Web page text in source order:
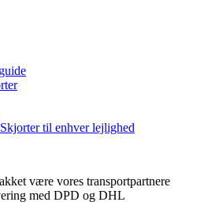
til enhver lejlighed
være vores transportpartnere
med DPD og DHL